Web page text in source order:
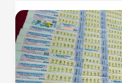
มัด
รวม
10
เลข